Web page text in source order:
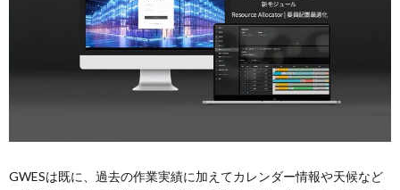
GWESは既に、過去の作業実績に加えてカレンダー情報や天候など